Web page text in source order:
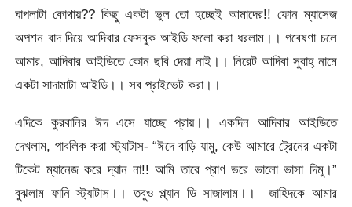
ঘাপলাটা কোথায়?? কিছু একটা ভুল তো হচ্ছেই আমাদের!! ফোন ম্যাসেজ
অপশন বাদ দিয়ে আদিবার ফেসবুক আইডি ফলো করা ধরলাম।। গবেষণা চলে
আমার, আদিবার আইডিতে কোন ছবি দেয়া নাই।। নিরেট আদিবা সুবাহ্‌ নামে
একটা সাদামাটা আইডি।। সব প্রাইভেট করা।।
এদিকে কুরবানির ঈদ এসে যাচ্ছে প্রায়।। একদিন আদিবার আইডিতে
দেখলাম, পাবলিক করা স্ট্যাটাস- “ঈদে বাড়ি যামু, কেউ আমারে ট্রেনের একটা
টিকেট ম্যানেজ করে দ্যান না!! আমি তারে প্রাণ ভরে ভালো ভাসা দিমু।”
বুঝলাম ফানি স্ট্যাটাস।। তবুও প্ল্যান ডি সাজালাম।। জাহিদকে আমার